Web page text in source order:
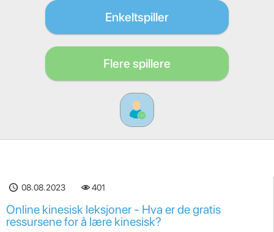
Enkeltspiller
Flere spillere
08.08.2023 401
Online kinesisk leksjoner - Hva er de gratis
ressursene for å lære kinesisk?